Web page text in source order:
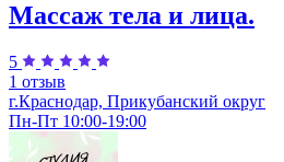
Массаж тела и лица.
5
1 отзыв
г.Краснодар, Прикубанский округ
Пн-Пт 10:00-19:00